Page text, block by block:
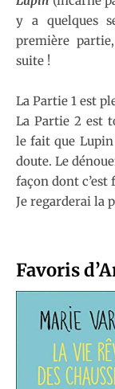
y a quelques
première
suite !
La Partie 1 est
La Partie 2 est
le fait que Lupin
doute. Le
façon dont c’est
Je regarderai la
Favoris